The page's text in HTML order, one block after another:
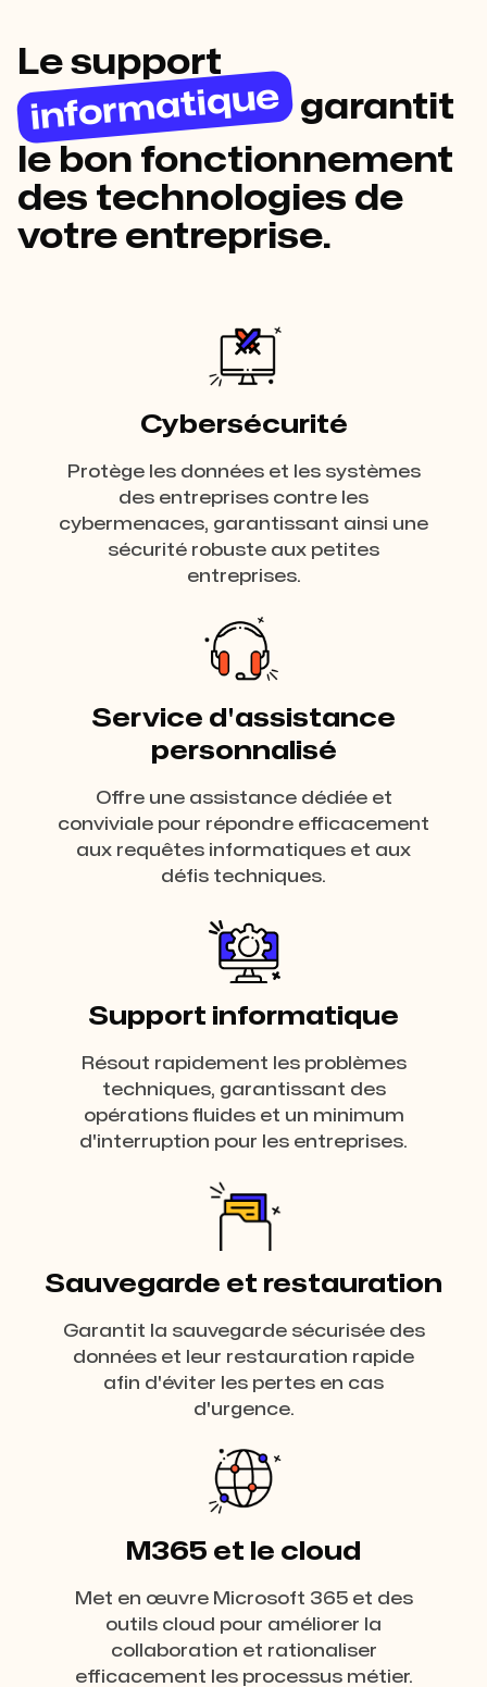
Le support
informatique garantit
le bon fonctionnement
des technologies de
votre entreprise.
Cybersécurité
Protège les données et les systèmes
des entreprises contre les
cybermenaces, garantissant ainsi une
sécurité robuste aux petites
entreprises.
Service d'assistance
personnalisé
Offre une assistance dédiée et
conviviale pour répondre efficacement
aux requêtes informatiques et aux
défis techniques.
Support informatique
Résout rapidement les problèmes
techniques, garantissant des
opérations fluides et un minimum
d'interruption pour les entreprises.
Sauvegarde et restauration
Garantit la sauvegarde sécurisée des
données et leur restauration rapide
afin d'éviter les pertes en cas
d'urgence.
M365 et le cloud
Met en œuvre Microsoft 365 et des
outils cloud pour améliorer la
collaboration et rationaliser
efficacement les processus métier.